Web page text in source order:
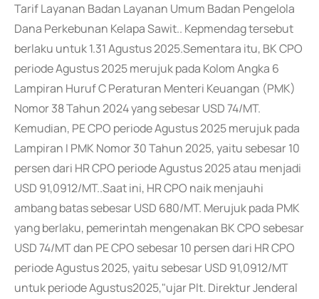
Tarif Layanan Badan Layanan Umum Badan Pengelola
Dana Perkebunan Kelapa Sawit.. Kepmendag tersebut
berlaku untuk 1.31 Agustus 2025.Sementara itu, BK CPO
periode Agustus 2025 merujuk pada Kolom Angka 6
Lampiran Huruf C Peraturan Menteri Keuangan (PMK)
Nomor 38 Tahun 2024 yang sebesar USD 74/MT.
Kemudian, PE CPO periode Agustus 2025 merujuk pada
Lampiran I PMK Nomor 30 Tahun 2025, yaitu sebesar 10
persen dari HR CPO periode Agustus 2025 atau menjadi
USD 91,0912/MT..Saat ini, HR CPO naik menjauhi
ambang batas sebesar USD 680/MT. Merujuk pada PMK
yang berlaku, pemerintah mengenakan BK CPO sebesar
USD 74/MT dan PE CPO sebesar 10 persen dari HR CPO
periode Agustus 2025, yaitu sebesar USD 91,0912/MT
untuk periode Agustus2025,"ujar Plt. Direktur Jenderal